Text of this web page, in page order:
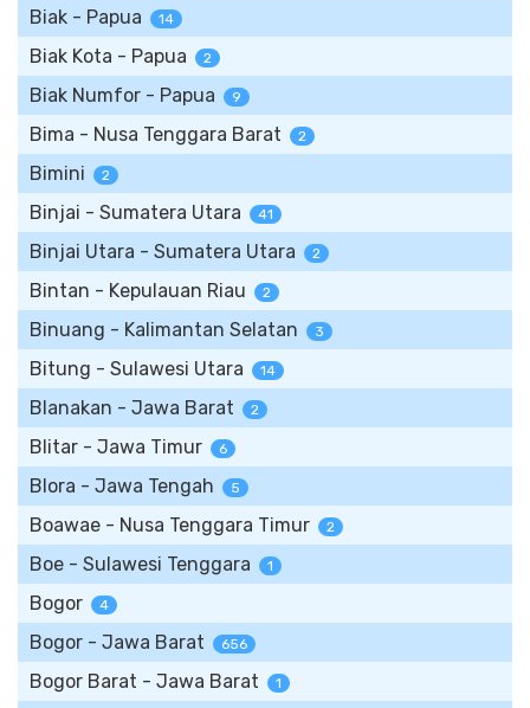
Biak - Papua 14
Biak Kota - Papua 2
Biak Numfor - Papua 9
Bima - Nusa Tenggara Barat 2
Bimini 2
Binjai - Sumatera Utara 41
Binjai Utara - Sumatera Utara 2
Bintan - Kepulauan Riau 2
Binuang - Kalimantan Selatan 3
Bitung - Sulawesi Utara 14
Blanakan - Jawa Barat 2
Blitar - Jawa Timur 6
Blora - Jawa Tengah 5
Boawae - Nusa Tenggara Timur 2
Boe - Sulawesi Tenggara 1
Bogor 4
Bogor - Jawa Barat 656
Bogor Barat - Jawa Barat 1